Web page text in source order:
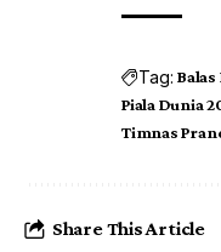
Tag:
Piala Dunia
Timnas
Share This Article